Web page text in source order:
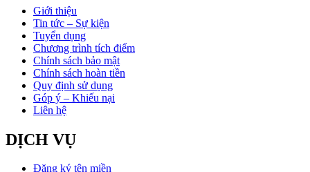
Giới thiệu
Tin tức – Sự kiện
Tuyển dụng
Chương trình tích điểm
Chính sách bảo mật
Chính sách hoàn tiền
Quy định sử dụng
Góp ý – Khiếu nại
Liên hệ
DỊCH VỤ
Đăng ký tên miền